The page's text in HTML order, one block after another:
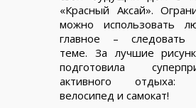
«Красный Аксай».
можно использовать
главное – следовать
теме. За лучшие
подготовила
активного отдыха:
велосипед и самокат!